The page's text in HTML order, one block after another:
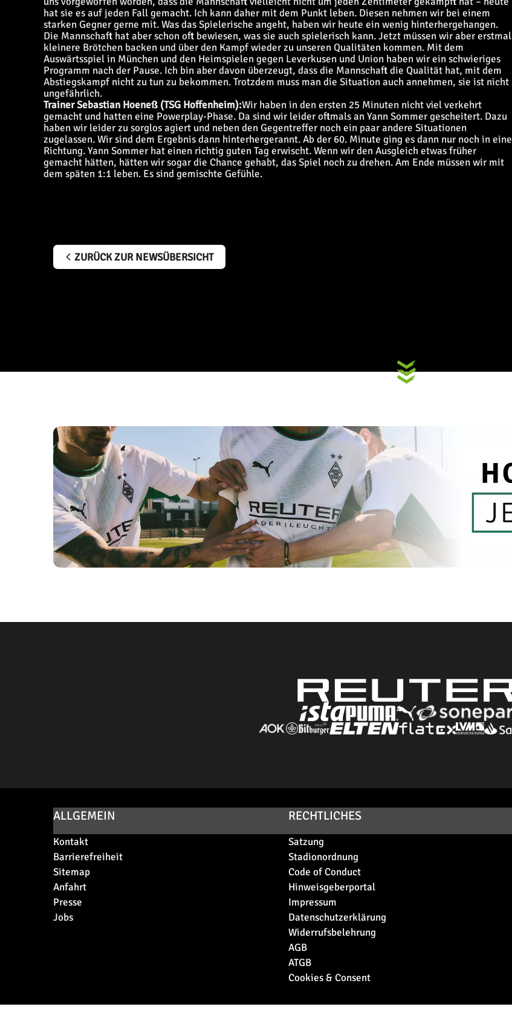
hat sie es auf jeden Fall gemacht. Ich kann daher mit dem Punkt leben. Diesen nehmen wir bei einem
starken Gegner gerne mit. Was das Spielerische angeht, haben wir heute ein wenig hinterhergehangen.
Die Mannschaft hat aber schon oft bewiesen, was sie auch spielerisch kann. Jetzt müssen wir aber erstmal
kleinere Brötchen backen und über den Kampf wieder zu unseren Qualitäten kommen. Mit dem
Auswärtsspiel in München und den Heimspielen gegen Leverkusen und Union haben wir ein schwieriges
Programm nach der Pause. Ich bin aber davon überzeugt, dass die Mannschaft die Qualität hat, mit dem
Abstiegskampf nicht zu tun zu bekommen. Trotzdem muss man die Situation auch annehmen, sie ist nicht
ungefährlich.
Trainer Sebastian Hoeneß (TSG Hoffenheim):Wir haben in den ersten 25 Minuten nicht viel verkehrt
gemacht und hatten eine Powerplay-Phase. Da sind wir leider oftmals an Yann Sommer gescheitert. Dazu
haben wir leider zu sorglos agiert und neben den Gegentreffer noch ein paar andere Situationen
zugelassen. Wir sind dem Ergebnis dann hinterhergerannt. Ab der 60. Minute ging es dann nur noch in eine
Richtung. Yann Sommer hat einen richtig guten Tag erwischt. Wenn wir den Ausgleich etwas früher
gemacht hätten, hätten wir sogar die Chance gehabt, das Spiel noch zu drehen. Am Ende müssen wir mit
dem späten 1:1 leben. Es sind gemischte Gefühle.
ZURÜCK ZUR NEWSÜBERSICHT
ALLGEMEIN
Kontakt
Barrierefreiheit
Sitemap
Anfahrt
Presse
Jobs
RECHTLICHES
Satzung
Stadionordnung
Code of Conduct
Hinweisgeberportal
Impressum
Datenschutzerklärung
Widerrufsbelehrung
AGB
ATGB
Cookies & Consent